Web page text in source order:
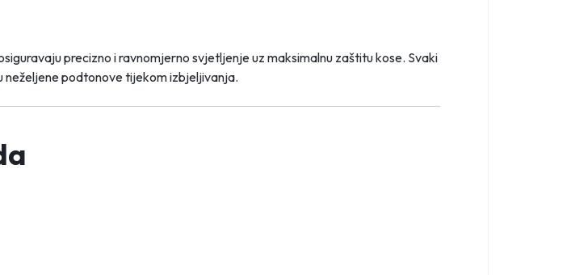
precizno i ravnomjerno svjetljenje uz maksimalnu zaštitu kose. Svaki
neželjene podtonove tijekom izbjeljivanja.